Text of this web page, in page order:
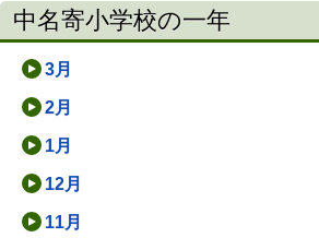
中名寄小学校の一年
3月
2月
1月
12月
11月